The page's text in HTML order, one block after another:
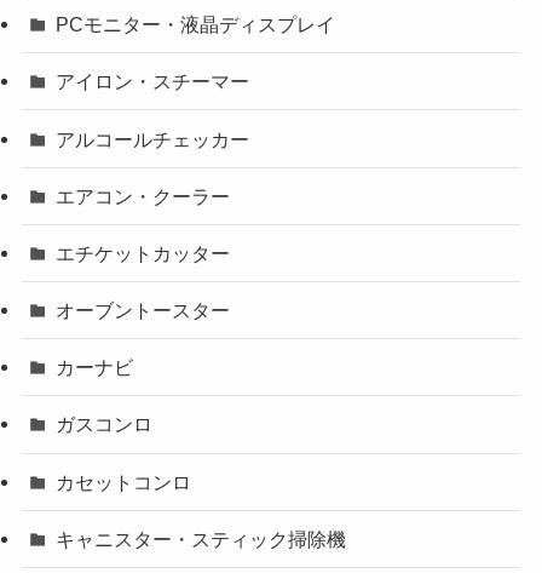
PCモニター・液晶ディスプレイ
アイロン・スチーマー
アルコールチェッカー
エアコン・クーラー
エチケットカッター
オーブントースター
カーナビ
ガスコンロ
カセットコンロ
キャニスター・スティック掃除機